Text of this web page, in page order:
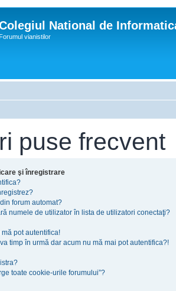
National de
vianistilor
puse frecvent
şi înregistrare
forum automat?
numele de utilizator în lista de utilizatori conectaţi?
pot autentifica!
timp în urmă dar acum nu mă mai pot autentifica?!
toate cookie-urile forumului”?